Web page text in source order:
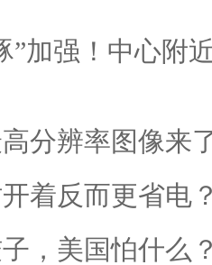
”加强！中心附
分辨率图像来
着反而更省电
，美国怕什么